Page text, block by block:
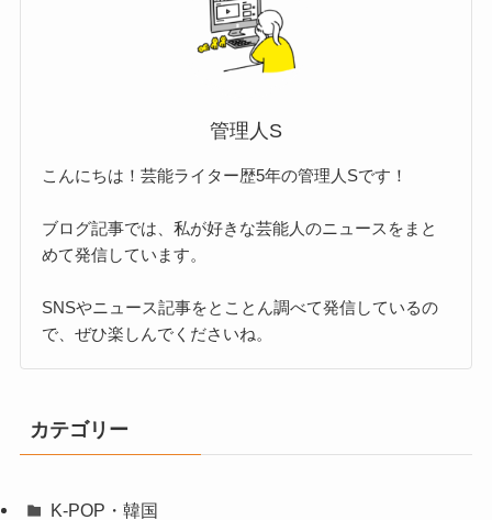
管理人S
こんにちは！芸能ライター歴5年の管理人Sです！
ブログ記事では、私が好きな芸能人のニュースをまと
めて発信しています。
SNSやニュース記事をとことん調べて発信しているの
で、ぜひ楽しんでくださいね。
カテゴリー
K-POP・韓国